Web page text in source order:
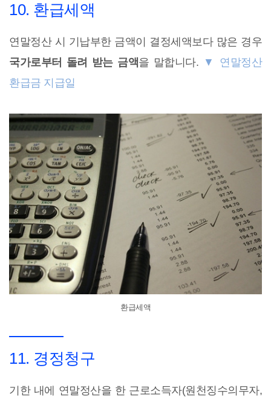
10. 환급세액
연말정산 시 기납부한 금액이 결정세액보다 많은 경우
국가로부터 돌려 받는 금액을 말합니다. ▼ 연말정산
환급금 지급일
환급세액
11. 경정청구
기한 내에 연말정산을 한 근로소득자(원천징수의무자,